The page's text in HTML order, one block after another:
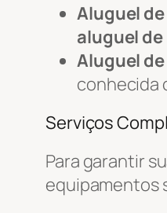
Aluguel
aluguel
Aluguel
conhecida
Serviços
Para garantir
equipamentos